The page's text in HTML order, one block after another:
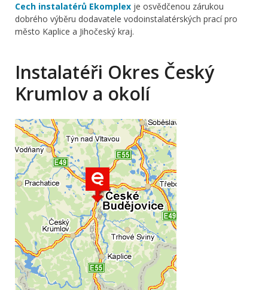
Cech instalatérů Ekomplex je osvědčenou zárukou
dobrého výběru dodavatele vodoinstalatérských prací pro
město Kaplice a Jihočeský kraj.
Instalatéři Okres Český
Krumlov a okolí